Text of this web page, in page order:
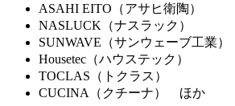
ASAHI EITO（アサヒ衛陶）
NASLUCK（ナスラック）
SUNWAVE（サンウェーブ工業）
Housetec（ハウステック）
TOCLAS（トクラス）
CUCINA（クチーナ） ほか